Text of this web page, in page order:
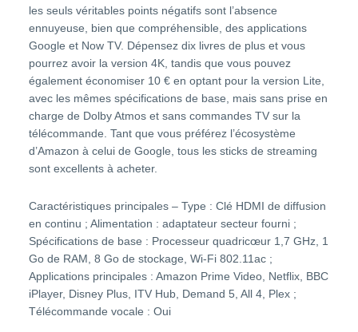
les seuls véritables points négatifs sont l’absence
ennuyeuse, bien que compréhensible, des applications
Google et Now TV. Dépensez dix livres de plus et vous
pourrez avoir la version 4K, tandis que vous pouvez
également économiser 10 € en optant pour la version Lite,
avec les mêmes spécifications de base, mais sans prise en
charge de Dolby Atmos et sans commandes TV sur la
télécommande. Tant que vous préférez l’écosystème
d’Amazon à celui de Google, tous les sticks de streaming
sont excellents à acheter.
Caractéristiques principales – Type : Clé HDMI de diffusion
en continu ; Alimentation : adaptateur secteur fourni ;
Spécifications de base : Processeur quadricœur 1,7 GHz, 1
Go de RAM, 8 Go de stockage, Wi-Fi 802.11ac ;
Applications principales : Amazon Prime Video, Netflix, BBC
iPlayer, Disney Plus, ITV Hub, Demand 5, All 4, Plex ;
Télécommande vocale : Oui